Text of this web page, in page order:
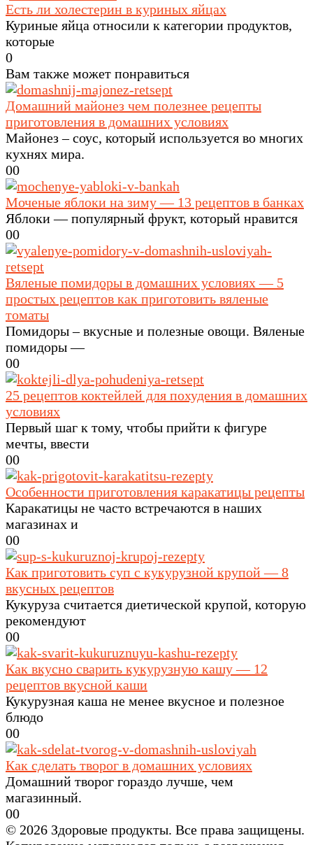
Есть ли холестерин в куриных яйцах
Куриные яйца относили к категории продуктов,
которые
0
Вам также может понравиться
Домашний майонез чем полезнее рецепты
приготовления в домашних условиях
Майонез – соус, который используется во многих
кухнях мира.
00
Моченые яблоки на зиму — 13 рецептов в банках
Яблоки — популярный фрукт, который нравится
00
Вяленые помидоры в домашних условиях — 5
простых рецептов как приготовить вяленые
томаты
Помидоры – вкусные и полезные овощи. Вяленые
помидоры —
00
25 рецептов коктейлей для похудения в домашних
условиях
Первый шаг к тому, чтобы прийти к фигуре
мечты, ввести
00
Особенности приготовления каракатицы рецепты
Каракатицы не часто встречаются в наших
магазинах и
00
Как приготовить суп с кукурузной крупой — 8
вкусных рецептов
Кукуруза считается диетической крупой, которую
рекомендуют
00
Как вкусно сварить кукурузную кашу — 12
рецептов вкусной каши
Кукурузная каша не менее вкусное и полезное
блюдо
00
Как сделать творог в домашних условиях
Домашний творог гораздо лучше, чем
магазинный.
00
© 2026 Здоровые продукты. Все права защищены.